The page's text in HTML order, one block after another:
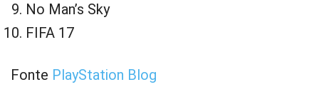
No Man’s Sky
FIFA 17
Fonte PlayStation Blog